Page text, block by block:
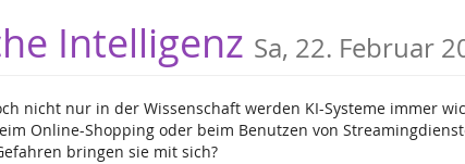
Intelligenz Sa, 22. Februar
nicht nur in der Wissenschaft werden KI-Systeme immer
Online-Shopping oder beim Benutzen von
bringen sie mit sich?